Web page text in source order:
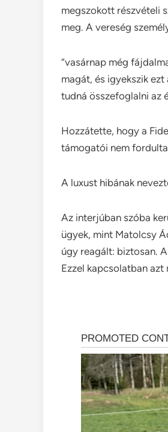
megszokott részvételi
meg. A vereség
“vasárnap még
magát, és igyekszik
tudná összefoglalni az
Hozzátette, hogy a
támogatói nem
A luxust hibának
Az interjúban szóba
ügyek, mint Matolcsy
úgy reagált: biztosan.
Ezzel kapcsolatban azt